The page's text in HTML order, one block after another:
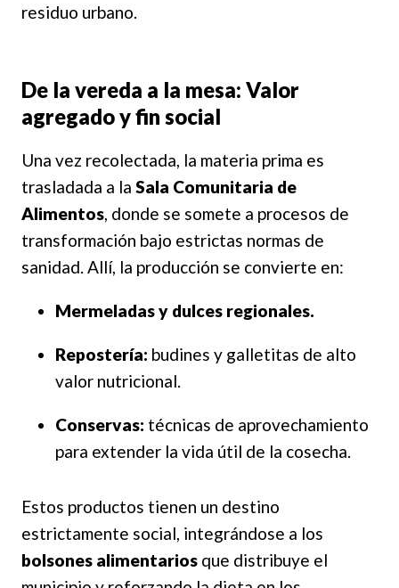
residuo urbano.
De la vereda a la mesa: Valor
agregado y fin social
Una vez recolectada, la materia prima es
trasladada a la Sala Comunitaria de
Alimentos , donde se somete a procesos de
transformación bajo estrictas normas de
sanidad. Allí, la producción se convierte en:
Mermeladas y dulces regionales.
Repostería: budines y galletitas de alto
valor nutricional.
Conservas: técnicas de aprovechamiento
para extender la vida útil de la cosecha.
Estos productos tienen un destino
estrictamente social, integrándose a los
bolsones alimentarios que distribuye el